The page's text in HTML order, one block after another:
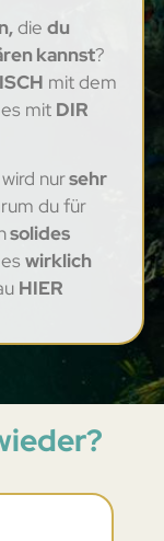
die du
kannst?
mit dem
mit DIR
nursehr
du für
solides
wirklich
HIER